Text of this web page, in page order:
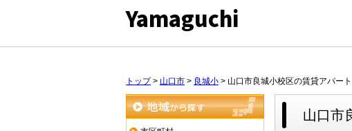
Yamaguchi
トップ> 山口市 > 良城小 > 山口市良城小校区の賃貸アパー
地域から探す
山口市